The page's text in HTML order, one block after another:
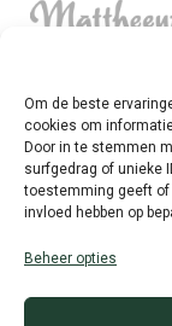
Om de beste
cookies om
Door in te stemmen
surfgedrag of unieke
toestemming geeft
invloed hebben op
Beheer opties